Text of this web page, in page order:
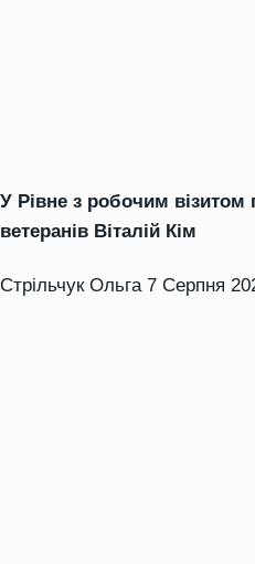
У Рівне з робочим візитом
ветеранів Віталій Кім
Стрільчук Ольга 7 Серпня